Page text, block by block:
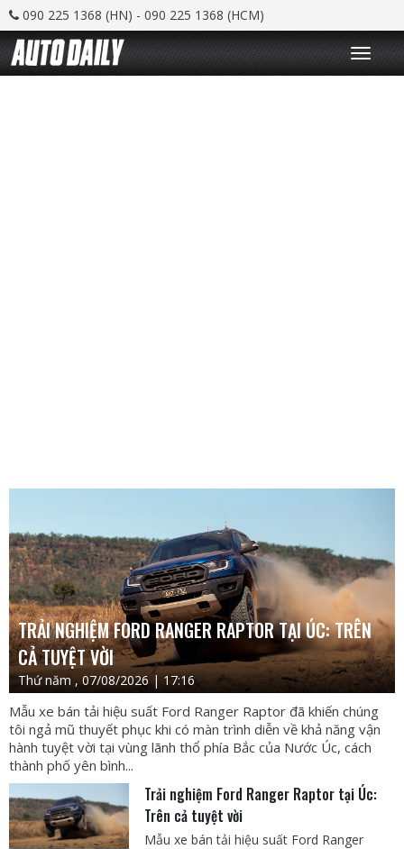
090 225 1368 (HN) - 090 225 1368 (HCM)
T
o
g
TRẢI NGHIỆM FORD RANGER RAPTOR TẠI ÚC: TRÊN
CẢ TUYỆT VỜI
Thứ năm , 07/08/2026 | 17:16
Mẫu xe bán tải hiệu suất Ford Ranger Raptor đã khiến chúng
tôi ngả mũ thuyết phục khi có màn trình diễn về khả năng vận
hành tuyệt vời tại vùng lãnh thổ phía Bắc của Nước Úc, cách
thành phố yên bình...
Trải nghiệm Ford Ranger Raptor tại Úc:
Trên cả tuyệt vời
Mẫu xe bán tải hiệu suất Ford Ranger